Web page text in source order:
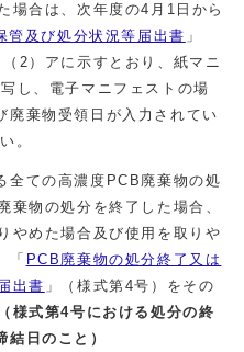
場合は、次年度の4月1日から
管及び処分状況等届出書 」
2）アに示すとおり、紙マニ
し、電子マニフェストの場
廃棄物受領日が入力されてい
。
全ての高濃度PCB廃棄物の処
棄物の処分を終了した場合、
やめた場合及び使用を取りや
「 PCB廃棄物の処分終了又は
出書 」（様式第4号）をその
（様式第4号における処分の終
日のこと）